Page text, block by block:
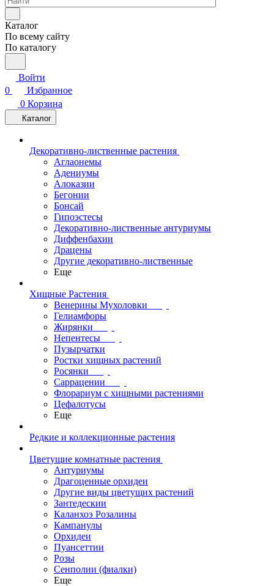
Каталог
По всему сайту
По каталогу
Войти
0
Избранное
0 Корзина
Каталог
Декоративно-лиственные растения
Аглаонемы
Адениумы
Алоказии
Бегонии
Бонсай
Гипоэстесы
Декоративно-лиственные антуриумы
Диффенбахии
Драцены
Другие декоративно-лиственные
Еще
Хищные Растения
Венерины Мухоловки
Гелиамфоры
Жирянки
Непентесы
Пузырчатки
Ростки хищных растений
Росянки
Саррацении
Флорариум с хищными растениями
Цефалотусы
Еще
Редкие и коллекционные растения
Цветущие комнатные растения
Антуриумы
Драгоценные орхидеи
Другие виды цветущих растений
Зантедескии
Каланхоэ Розалины
Кампанулы
Орхидеи
Пуансеттии
Розы
Сенполии (фиалки)
Еще